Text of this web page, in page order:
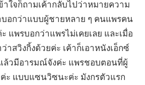
ใจก็ถามเค้ากลับไปว่าหมายความ
บอกว่าแบบผู้ชายหลาย ๆ คนแพรคน
แพรบอกว่าแพรไม่เคยเลย และเมื่อ
าสวิงกิ้งด้วยค่ะ เค้าก็เอาหนังเอ็กซ์
ล้วมีอารมณ์จังค่ะ แพรชอบตอนที่ผู้
ะ แบบแซนวิซนะค่ะ มังกรตัวแรก